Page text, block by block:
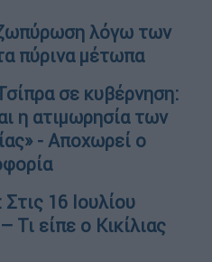
λόγω των
πύρινα μέτωπα
σε κυβέρνηση:
η ατιμωρησία των
- Αποχωρεί ο
16 Ιουλίου
Τι είπε ο Κικίλιας